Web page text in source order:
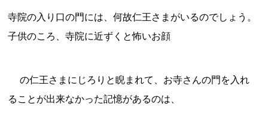
寺院の入り口の門には、何故仁王さまがいるのでしょう。
子供のころ、寺院に近ずくと怖いお顔
の仁王さまにじろりと睨まれて、お寺さんの門を入れ
ることが出来なかった記憶があるのは、